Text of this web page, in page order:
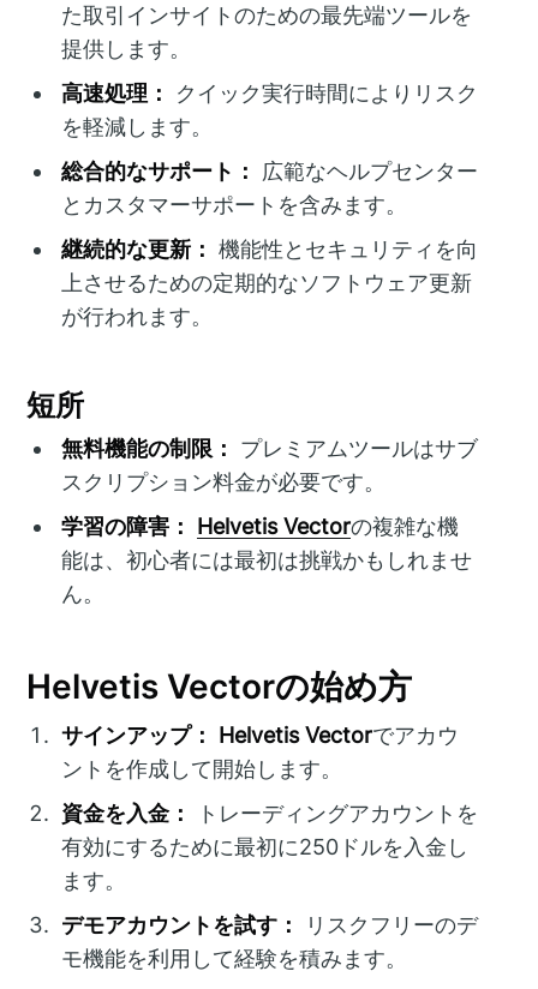
た取引インサイトのための最先端ツールを
提供します。
高速処理：
クイック実行時間によりリスク
を軽減します。
総合的なサポート：
広範なヘルプセンター
とカスタマーサポートを含みます。
継続的な更新： 機能性とセキュリティを向
上させるための定期的なソフトウェア更新
が行われます。
短所
無料機能の制限：
プレミアムツールはサブ
スクリプション料金が必要です。
学習の障害：
Helvetis Vectorの複雑な機
能は、初心者には最初は挑戦かもしれませ
ん。
Helvetis Vectorの始め方
サインアップ： Helvetis Vectorでアカウ
ントを作成して開始します。
資金を入金：
トレーディングアカウントを
有効にするために最初に250ドルを入金し
ます。
デモアカウントを試す：
リスクフリーのデ
モ機能を利用して経験を積みます。